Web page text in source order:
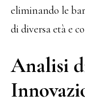
eliminando le
di diversa età e
Analisi